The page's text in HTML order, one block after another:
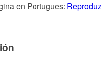
en Portugues: